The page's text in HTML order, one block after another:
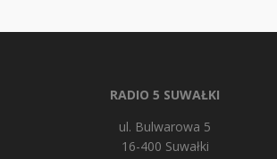
RADIO 5 SUWAŁKI
ul. Bulwarowa 5
16-400 Suwałki